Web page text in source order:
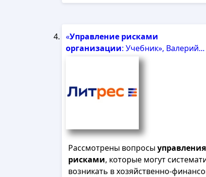
«Управление рисками
организации: Учебник», Валерий...
Рассмотрены вопросыуправления
рисками, которые могут
возникать в хозяйственно-